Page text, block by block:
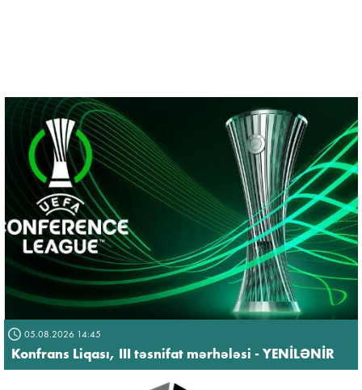
05.08.2026 14:45
Konfrans Liqası, III təsnifat mərhələsi - YENİLƏNİR